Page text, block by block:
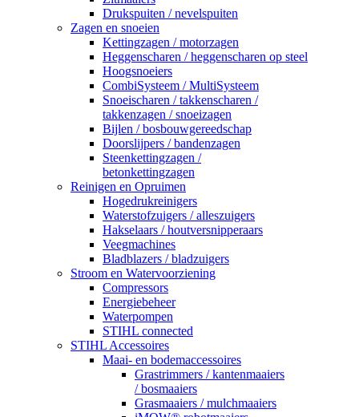
Drukspuiten / nevelspuiten
Zagen en snoeien
Kettingzagen / motorzagen
Heggenscharen / heggenscharen op steel
Hoogsnoeiers
CombiSysteem / MultiSysteem
Snoeischaren / takkenscharen /
takkenzagen / snoeizagen
Bijlen / bosbouwgereedschap
Doorslijpers / bandenzagen
Steenkettingzagen /
betonkettingzagen
Reinigen en Opruimen
Hogedrukreinigers
Waterstofzuigers / alleszuigers
Hakselaars / houtversnipperaars
Veegmachines
Bladblazers / bladzuigers
Stroom en Watervoorziening
Compressors
Energiebeheer
Waterpompen
STIHL connected
STIHL Accessoires
Maai- en bodemaccessoires
Grastrimmers / kantenmaaiers
/ bosmaaiers
Grasmaaiers / mulchmaaiers